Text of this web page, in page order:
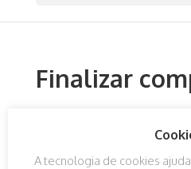
Finalizar
A tecnologia de cookies